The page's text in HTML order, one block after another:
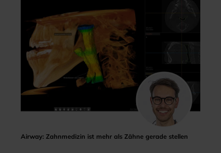
Airway: Zahnmedizin ist mehr als Zähne gerade stellen